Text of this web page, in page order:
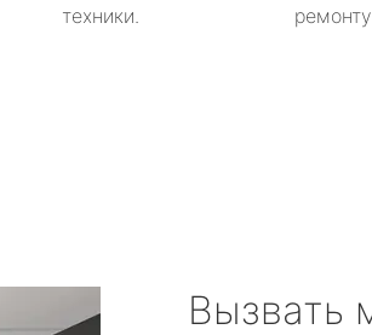
техники.
Вызвать